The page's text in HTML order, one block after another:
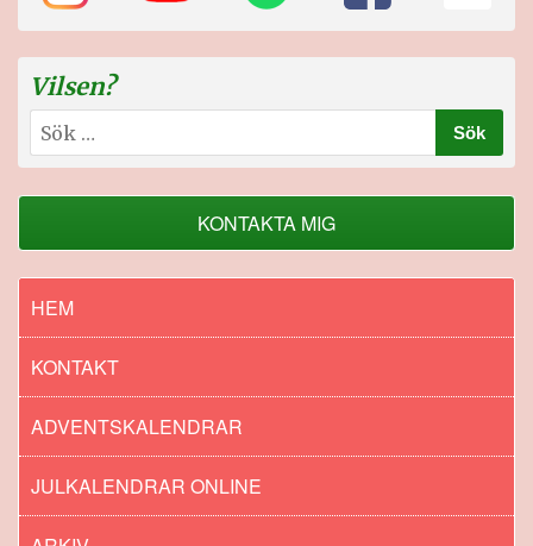
Vilsen?
Sök
efter:
KONTAKTA MIG
HEM
KONTAKT
ADVENTSKALENDRAR
JULKALENDRAR ONLINE